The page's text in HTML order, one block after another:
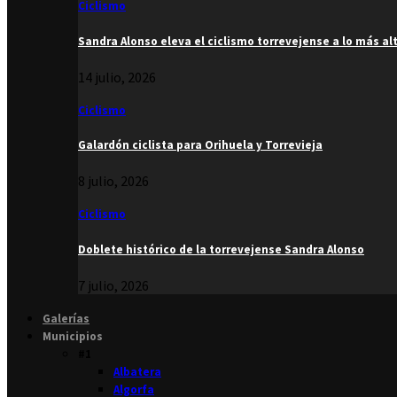
Ciclismo
Sandra Alonso eleva el ciclismo torrevejense a lo más
14 julio, 2026
Ciclismo
Galardón ciclista para Orihuela y Torrevieja
8 julio, 2026
Ciclismo
Doblete histórico de la torrevejense Sandra Alonso
7 julio, 2026
Galerías
Municipios
Albatera
Algorfa